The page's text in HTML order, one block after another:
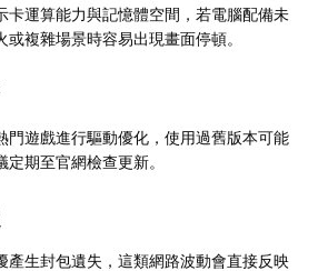
卡運算能力與記憶體空間，若電腦配備未
複雜場景時容易出現畫面停頓。
門遊戲進行驅動優化，使用過舊版本可能
期至官網檢查更新。
產生封包遺失，這類網路波動會直接反映